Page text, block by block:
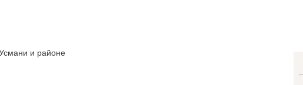
и районе